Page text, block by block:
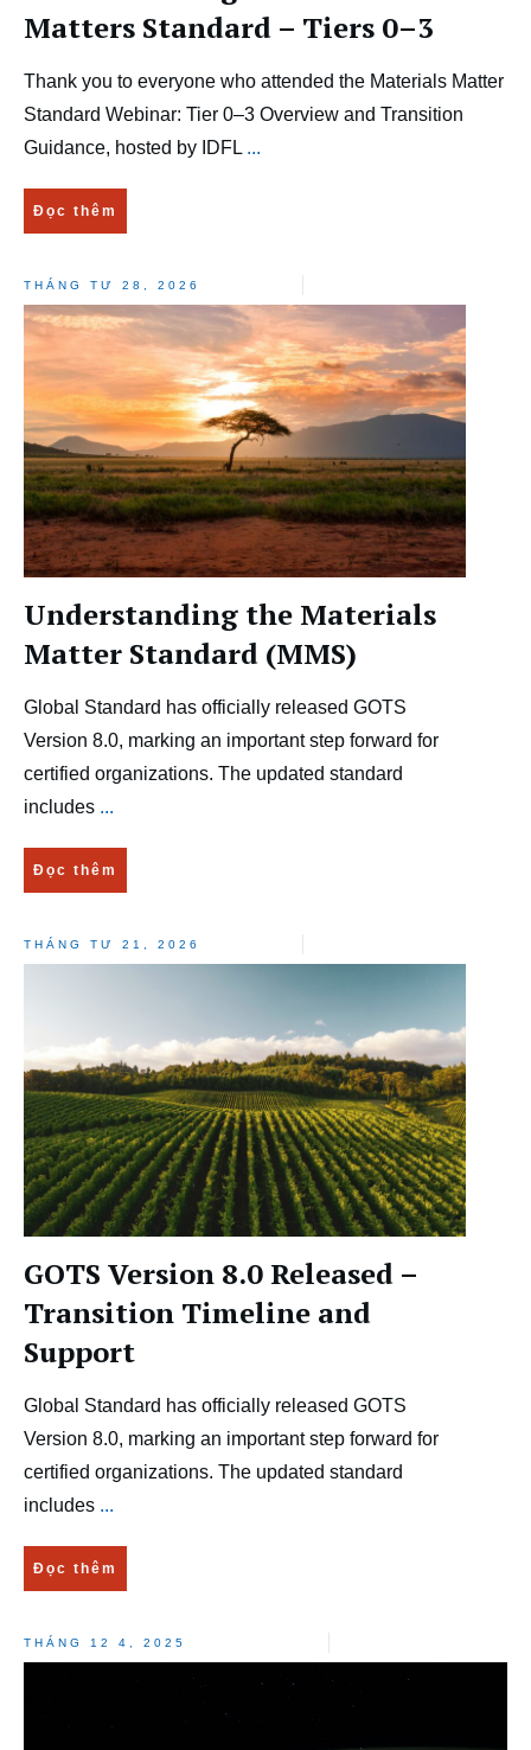
Matters Standard – Tiers 0–3
Thank you to everyone who attended the Materials Matter
Standard Webinar: Tier 0–3 Overview and Transition
Guidance, hosted by IDFL ...
Đọc thêm
THÁNG TƯ 28, 2026
Understanding the Materials
Matter Standard (MMS)
Global Standard has officially released GOTS
Version 8.0, marking an important step forward for
certified organizations. The updated standard
includes ...
Đọc thêm
THÁNG TƯ 21, 2026
GOTS Version 8.0 Released –
Transition Timeline and
Support
Global Standard has officially released GOTS
Version 8.0, marking an important step forward for
certified organizations. The updated standard
includes ...
Đọc thêm
THÁNG 12 4, 2025